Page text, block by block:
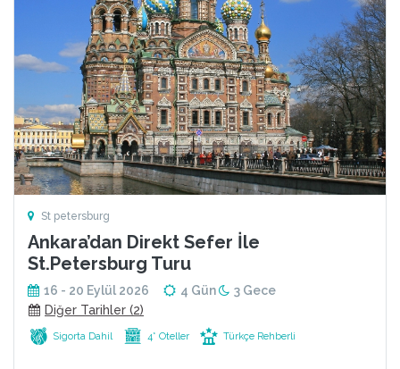
St petersburg
Ankara’dan Direkt Sefer İle
St.Petersburg Turu
16 - 20 Eylül 2026 4 Gün
3 Gece
Diğer Tarihler (2)
Sigorta Dahil 4* Oteller Türkçe Rehberli